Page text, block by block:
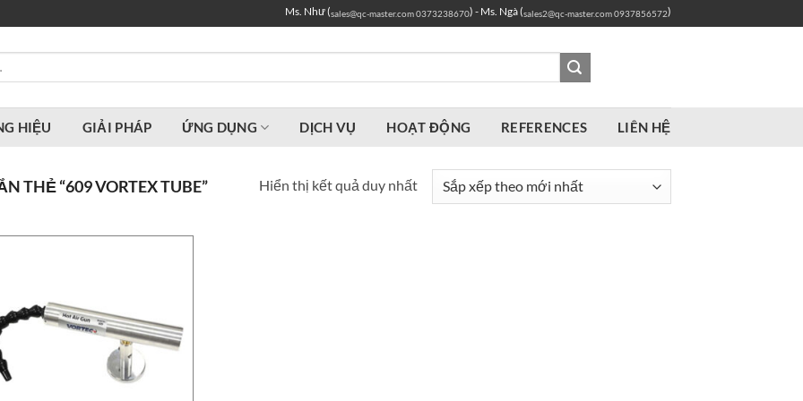
Ms. Như (sales@qc-master.com0373238670) - Ms. Ngà (sales2@qc-master.com0937856572)
HIỆU GIẢI PHÁP ỨNG DỤNG DỊCH VỤ HOẠT ĐỘNG REFERENCES LIÊN HỆ
THẺ “609 VORTEX TUBE” Hiển thị kết quả duy nhất